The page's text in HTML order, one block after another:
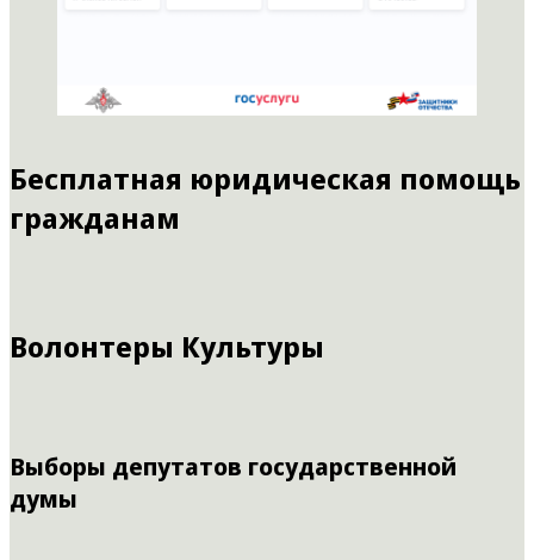
Бесплатная юридическая помощь
гражданам
Волонтеры Культуры
Выборы депутатов государственной
думы